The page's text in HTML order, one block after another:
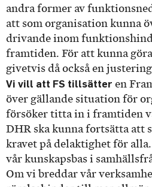
andra former av
att som organisation kunna
drivande inom
framtiden. För att kunna
givetvis då också en
Vi vill att FS tillsätter en
över gällande situation för
försöker titta in i framtiden
DHR ska kunna fortsätta att
kravet på delaktighet för
vår kunskapsbas i
Om vi breddar vår